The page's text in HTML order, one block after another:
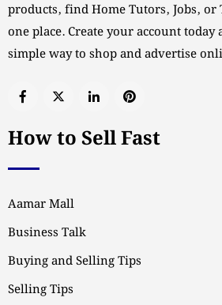
products, find Home Tutors, Jobs,
one place. Create your account
simple way to shop and advertise
How to Sell Fast
Aamar Mall
Business Talk
Buying and Selling Tips
Selling Tips